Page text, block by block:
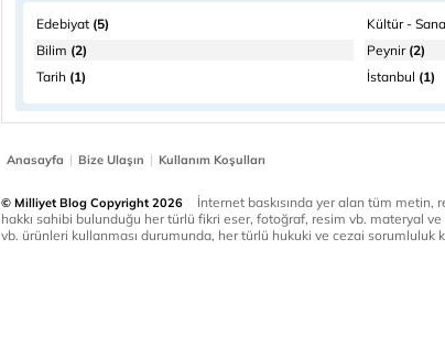
Edebiyat (5) Kültür -
Bilim (2) Peynir(2)
Tarih (1) İstanbul (1)
Anasayfa | Bize Ulaşın | Kullanım Koşulları
© Milliyet Blog Copyright 2026
İnternet baskısında yer alan tüm metin,
hakkı sahibi bulunduğu her türlü fikri eser, fotoğraf, resim vb. materyal
vb. ürünleri kullanması durumunda, her türlü hukuki ve cezai sorumluluk